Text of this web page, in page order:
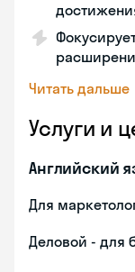
Читать дальше
Услуги и
Английский
Для
Деловой - для